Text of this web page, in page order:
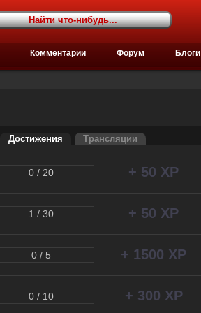
Комментарии Форум Блоги
Достижения Трансляции
0 / 20 + 50 XP
1 / 30 + 50 XP
0 / 5 + 1500 XP
0 / 10 + 300 XP